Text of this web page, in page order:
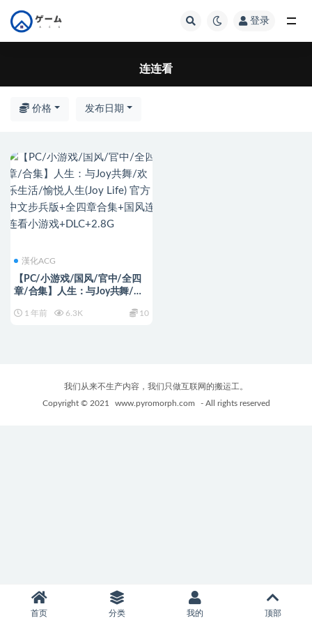
登录
连连看
价格 发布日期
漢化ACG
【PC/小游戏/国风/官中/全四
章/合集】人生：与Joy共舞/欢
中文步兵版+全四章合集+国风
1 年前 6.3K 10
我们从来不生产内容，我们只做互联网的搬运工。
Copyright © 2021
www.pyromorph.com - All rights reserved
首页 分类 我的 顶部